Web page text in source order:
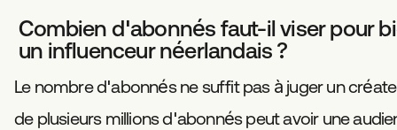
Combien d'abonnés faut-il viser pour
un influenceur néerlandais ?
Le nombre d'abonnés ne suffit pas à juger un
de plusieurs millions d'abonnés peut avoir une